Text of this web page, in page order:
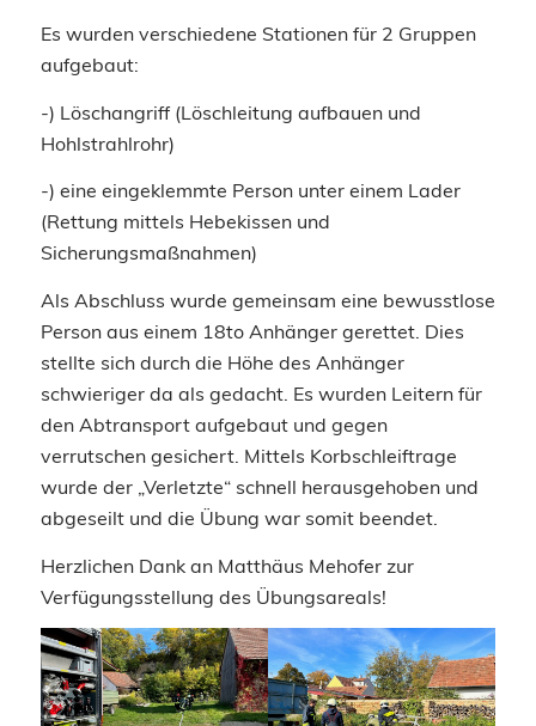
Es wurden verschiedene Stationen für 2 Gruppen
aufgebaut:
-) Löschangriff (Löschleitung aufbauen und
Hohlstrahlrohr)
-) eine eingeklemmte Person unter einem Lader
(Rettung mittels Hebekissen und
Sicherungsmaßnahmen)
Als Abschluss wurde gemeinsam eine bewusstlose
Person aus einem 18to Anhänger gerettet. Dies
stellte sich durch die Höhe des Anhänger
schwieriger da als gedacht. Es wurden Leitern für
den Abtransport aufgebaut und gegen
verrutschen gesichert. Mittels Korbschleiftrage
wurde der „Verletzte“ schnell herausgehoben und
abgeseilt und die Übung war somit beendet.
Herzlichen Dank an Matthäus Mehofer zur
Verfügungsstellung des Übungsareals!